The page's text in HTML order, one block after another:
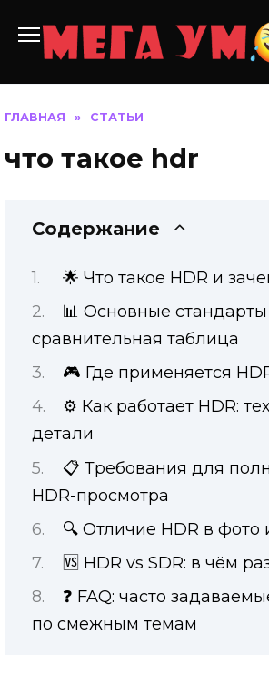
содержанию
ГЛАВНАЯ » СТАТЬИ
что такое hdr
Содержание
🌟 Что такое HDR и
📊 Основные стандарты
сравнительная таблица
🎮 Где применяется
⚙️ Как работает HDR:
детали
📋 Требования для
HDR-просмотра
🔍 Отличие HDR в фото
🆚 HDR vs SDR: в чём
❓ FAQ: часто
по смежным темам